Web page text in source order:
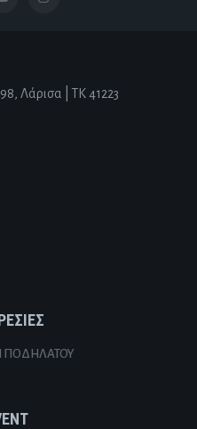
Λάρισα | ΤΚ 41223
ΠΟΔΗΛΆΤΟΥ